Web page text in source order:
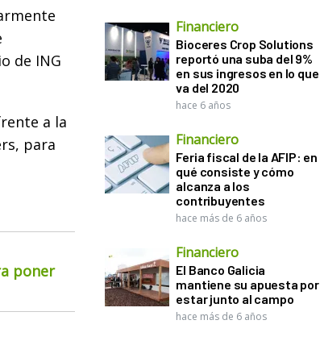
de ING
a la
para
poner
Financiero
Bioceres Crop Solutions
reportó una suba del 9%
en sus ingresos en lo que
va del 2020
hace 6 años
Financiero
Feria fiscal de la AFIP: en
qué consiste y cómo
alcanza a los
contribuyentes
hace más de 6 años
Financiero
El Banco Galicia
mantiene su apuesta por
estar junto al campo
hace más de 6 años